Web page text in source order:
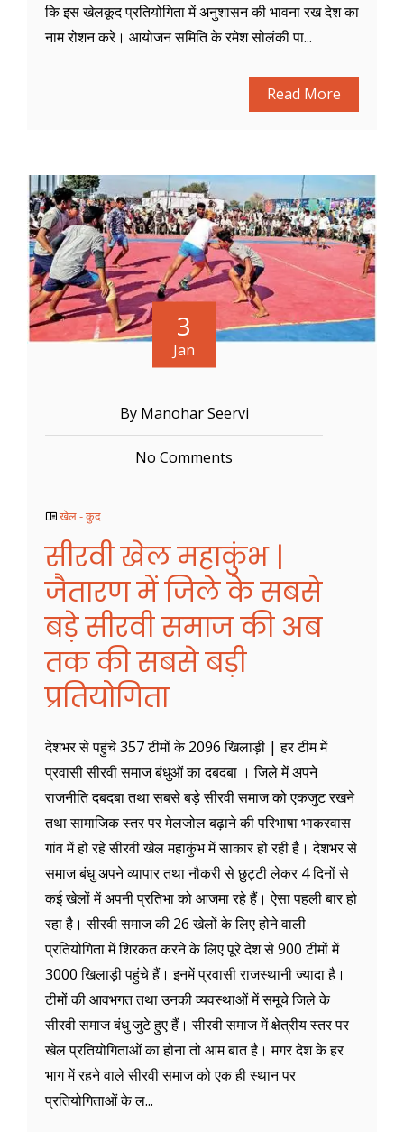
कि इस खेलकूद प्रतियोगिता में अनुशासन की भावना रख देश का
नाम रोशन करे। आयोजन समिति के रमेश सोलंकी पा...
Read More
3
Jan
By Manohar Seervi
No Comments
खेल - कुद
सीरवी खेल महाकुंभ |
जैतारण में जिले के सबसे
बड़े सीरवी समाज की अब
तक की सबसे बड़ी
प्रतियोगिता
देशभर से पहुंचे 357 टीमों के 2096 खिलाड़ी | हर टीम में
प्रवासी सीरवी समाज बंधुओं का दबदबा । जिले में अपने
राजनीति दबदबा तथा सबसे बड़े सीरवी समाज को एकजुट रखने
तथा सामाजिक स्तर पर मेलजोल बढ़ाने की परिभाषा भाकरवास
गांव में हो रहे सीरवी खेल महाकुंभ में साकार हो रही है। देशभर से
समाज बंधु अपने व्यापार तथा नौकरी से छुट्टी लेकर 4 दिनों से
कई खेलों में अपनी प्रतिभा को आजमा रहे हैं। ऐसा पहली बार हो
रहा है। सीरवी समाज की 26 खेलों के लिए होने वाली
प्रतियोगिता में शिरकत करने के लिए पूरे देश से 900 टीमों में
3000 खिलाड़ी पहुंचे हैं। इनमें प्रवासी राजस्थानी ज्यादा है।
टीमों की आवभगत तथा उनकी व्यवस्थाओं में समूचे जिले के
सीरवी समाज बंधु जुटे हुए हैं। सीरवी समाज में क्षेत्रीय स्तर पर
खेल प्रतियोगिताओं का होना तो आम बात है। मगर देश के हर
भाग में रहने वाले सीरवी समाज को एक ही स्थान पर
प्रतियोगिताओं के ल...